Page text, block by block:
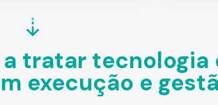
tratar tecnologia
execução e